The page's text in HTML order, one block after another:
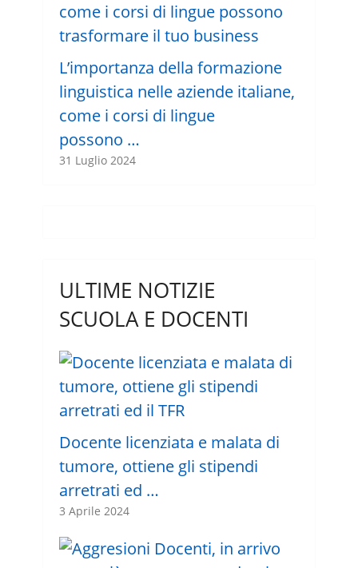
L’importanza della formazione
linguistica nelle aziende italiane,
come i corsi di lingue
possono …
31 Luglio 2024
ULTIME NOTIZIE
SCUOLA E DOCENTI
Docente licenziata e malata di
tumore, ottiene gli stipendi
arretrati ed …
3 Aprile 2024